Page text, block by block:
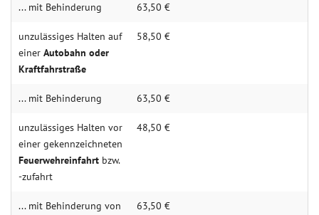
... mit Behin­derung 63,50 €
unzulässiges Halten auf
einer Auto­bahn oder
Kraft­fahr­straße
58,50 €
... mit Behin­derung 63,50 €
unzulässiges Halten vor
einer ge­kenn­zeich­neten
Feuer­wehr­ein­fahrt bzw.
-zu­fahrt
48,50 €
... mit Behin­derung von
63,50 €